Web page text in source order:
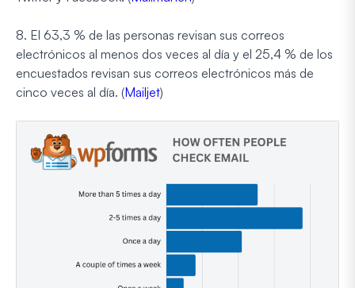
8. El 63,3 % de las personas revisan sus correos
electrónicos al menos dos veces al día y el 25,4 % de los
encuestados revisan sus correos electrónicos más de
cinco veces al día. (Mailjet)